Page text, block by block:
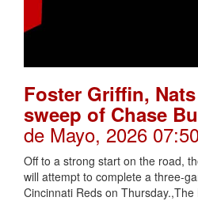
Foster Griffin,
sweep of Chase
de Mayo, 2026
Off to a strong start on the road,
will attempt to complete a three-
Cincinnati Reds on Thursday.,The